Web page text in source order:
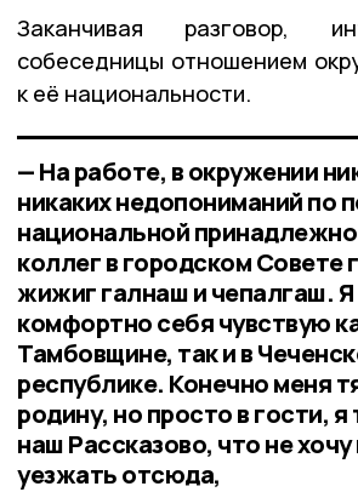
Заканчивая разговор,
собеседницы отношением
к её национальности.
— На работе, в окружении
никаких недопониманий по
национальной
коллег в городском Совете
жижиг галнаш и чепалгаш. Я
комфортно себя чувствую
Тамбовщине, так и в
республике. Конечно меня
родину, но просто в гости,
наш Рассказово, что не хочу
уезжать отсюда,